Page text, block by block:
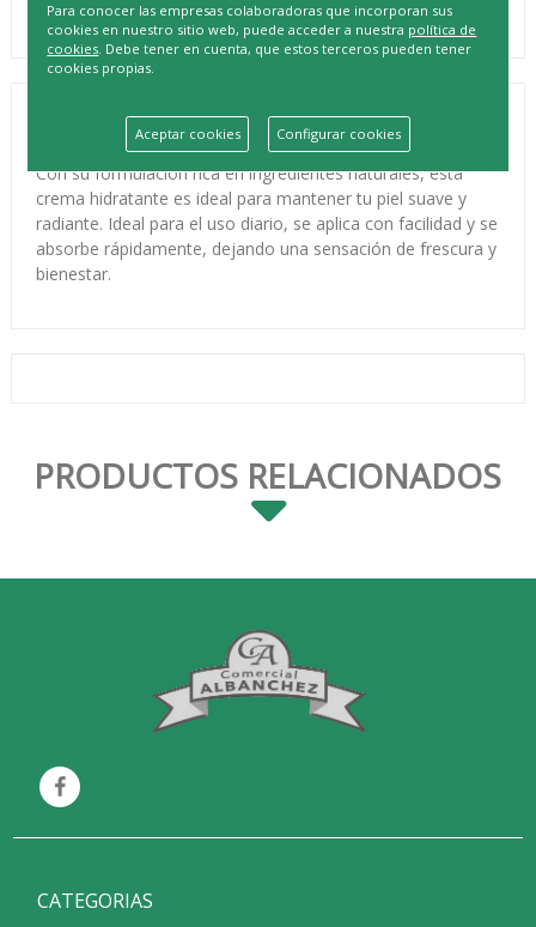
DESCRIPCIÓN
Descubre la crema hidratante perfecta para cuidar tu piel.
Con su formulación rica en ingredientes naturales, esta
crema hidratante es ideal para mantener tu piel suave y
radiante. Ideal para el uso diario, se aplica con facilidad y se
absorbe rápidamente, dejando una sensación de frescura y
bienestar.
PRODUCTOS RELACIONADOS
CATEGORIAS
Para conocer las empresas colaboradoras que incorporan sus
cookies en nuestro sitio web, puede acceder a nuestra política de
cookies. Debe tener en cuenta, que estos terceros pueden tener
cookies propias.
Aceptar cookies Configurar cookies